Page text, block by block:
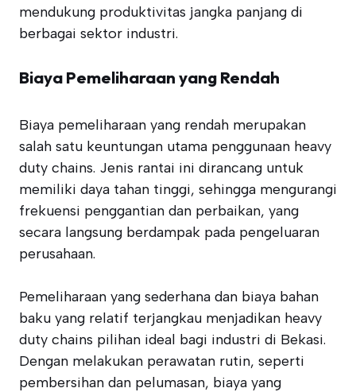
mendukung produktivitas jangka panjang di
berbagai sektor industri.
Biaya Pemeliharaan yang Rendah
Biaya pemeliharaan yang rendah merupakan
salah satu keuntungan utama penggunaan heavy
duty chains. Jenis rantai ini dirancang untuk
memiliki daya tahan tinggi, sehingga mengurangi
frekuensi penggantian dan perbaikan, yang
secara langsung berdampak pada pengeluaran
perusahaan.
Pemeliharaan yang sederhana dan biaya bahan
baku yang relatif terjangkau menjadikan heavy
duty chains pilihan ideal bagi industri di Bekasi.
Dengan melakukan perawatan rutin, seperti
pembersihan dan pelumasan, biaya yang